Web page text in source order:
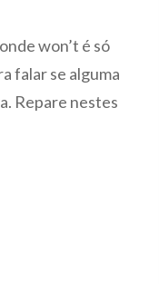
won’t é só
falar se alguma
Repare nestes